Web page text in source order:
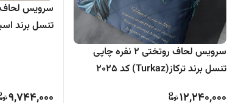
سرویس لحاف روتختی 2 نفره چاپی
تنسل برند ترکاز(Turkaz) کد 2025
12,240,000
9,744,000